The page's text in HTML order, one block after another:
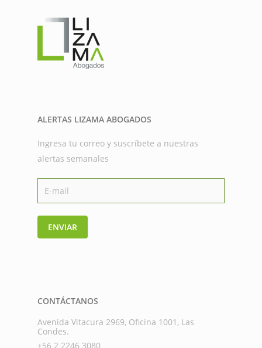
ALERTAS LIZAMA ABOGADOS
Ingresa tu correo y suscríbete a nuestras
alertas semanales
ENVIAR
CONTÁCTANOS
Avenida Vitacura 2969, Oficina 1001, Las
Condes.
+56 2 2246 3080